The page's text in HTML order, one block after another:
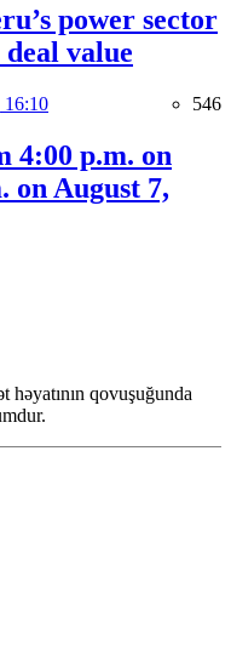
power sector
deal value
16:10 546
4:00 p.m. on
on August 7,
həyatının qovuşuğunda